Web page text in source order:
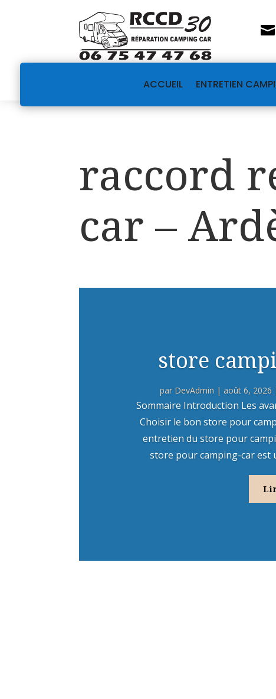

ACCUEIL ENTRETIEN
raccord
car –
store
par DevAdmin | août 6, 2026
Sommaire Introduction Les
Choisir le bon store pour
entretien du store pour
store pour camping-car est